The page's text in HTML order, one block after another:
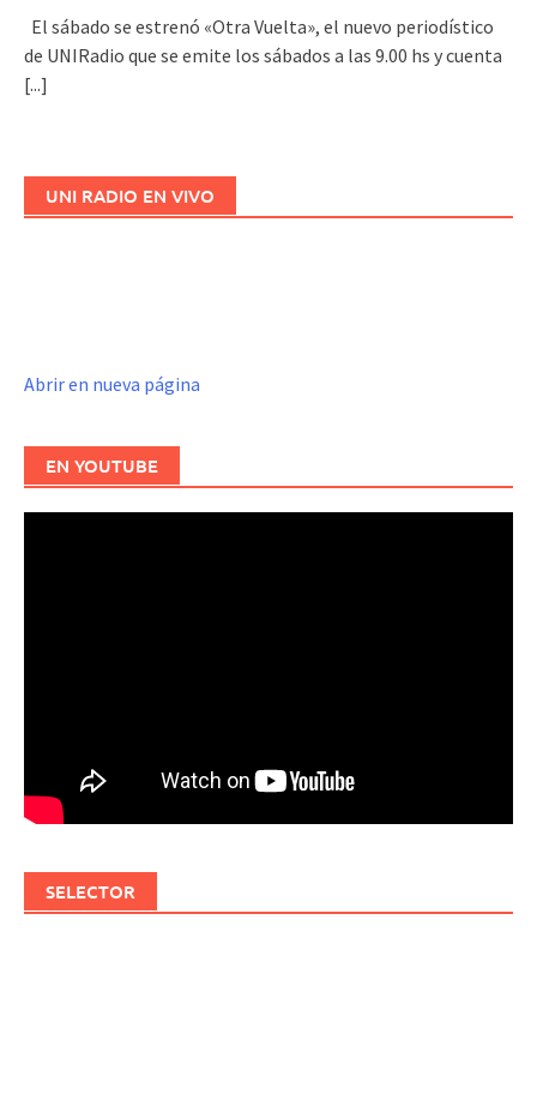
El sábado se estrenó «Otra Vuelta», el nuevo periodístico
de UNIRadio que se emite los sábados a las 9.00 hs y cuenta
[...]
UNI RADIO EN VIVO
Abrir en nueva página
EN YOUTUBE
SELECTOR